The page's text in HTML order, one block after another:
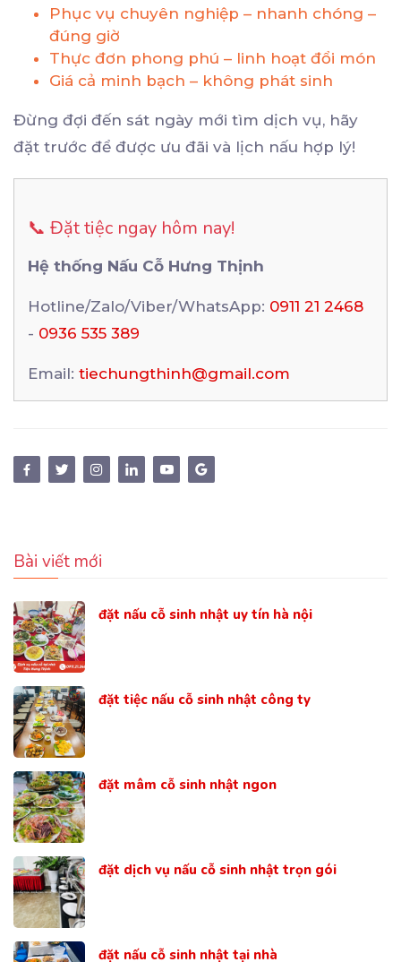
Phục vụ chuyên nghiệp – nhanh chóng –
đúng giờ
Thực đơn phong phú – linh hoạt đổi món
Giá cả minh bạch – không phát sinh
Đừng đợi đến sát ngày mới tìm dịch vụ, hãy
đặt trước để được ưu đãi và lịch nấu hợp lý!
📞 Đặt tiệc ngay hôm nay!
Hệ thống Nấu Cỗ Hưng Thịnh
Hotline/Zalo/Viber/WhatsApp: 0911 21 2468
- 0936 535 389
Email: tiechungthinh@gmail.com
Bài viết mới
đặt nấu cỗ sinh nhật uy tín hà nội
đặt tiệc nấu cỗ sinh nhật công ty
đặt mâm cỗ sinh nhật ngon
đặt dịch vụ nấu cỗ sinh nhật trọn gói
đặt nấu cỗ sinh nhật tại nhà